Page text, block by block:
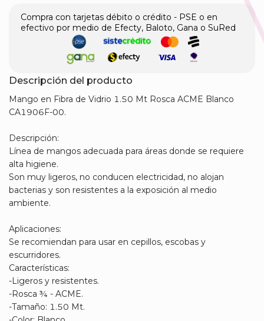
Compra con tarjetas débito o crédito - PSE o en
efectivo por medio de Efecty, Baloto, Gana o SuRed
Descripción del producto
Mango en Fibra de Vidrio 1.50 Mt Rosca ACME Blanco
CA1906F-00.
Descripción:
Línea de mangos adecuada para áreas donde se requiere
alta higiene.
Son muy ligeros, no conducen electricidad, no alojan
bacterias y son resistentes a la exposición al medio
ambiente.
Aplicaciones:
Se recomiendan para usar en cepillos, escobas y
escurridores.
Características:
-Ligeros y resistentes.
-Rosca ¾ - ACME.
-Tamaño: 1.50 Mt.